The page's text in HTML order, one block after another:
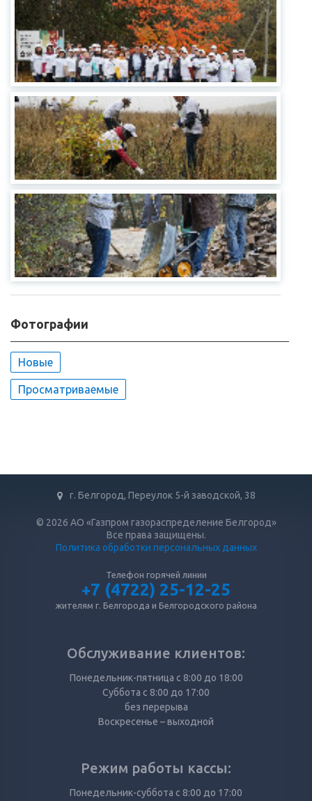
Фотографии
Новые
Просматриваемые
г. Белгород, Переулок 5-й заводской, 38
© 2026 АО «Газпром газораспределение Белгород»
Все права защищены.
Политика обработки персональных данных
Телефон горячей линии
+7 (4722) 25-12-25
жителям г. Белгорода и Белгородского района
Обслуживание клиентов:
Понедельник-пятница с 8:00 до 18:00
Суббота с 8:00 до 17:00
без перерыва
Воскресенье – выходной
Режим работы кассы:
Понедельник-суббота с 8:00 до 17:00